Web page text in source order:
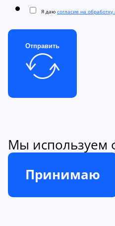
Я даю согласие на
Отправить
Мы используем
Принимаю